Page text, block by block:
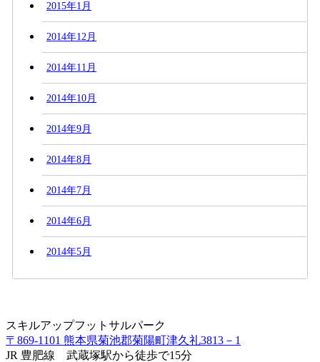
2015年1月
2014年12月
2014年11月
2014年10月
2014年9月
2014年8月
2014年7月
2014年6月
2014年5月
スキルアップフットサルパーク
〒869-1101 熊本県菊池郡菊陽町津久礼3813－1
JR 豊肥線 武蔵塚駅から徒歩で15分